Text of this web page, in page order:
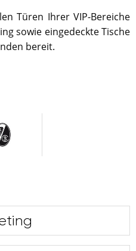
Türen Ihrer VIP-Bereiche
sowie eingedeckte Tische
bereit.